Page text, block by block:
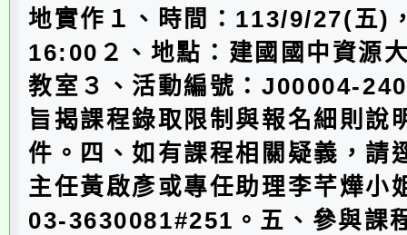
地實作１、時間：113/9/27(五)
16:00２、地點：建國國中資源
教室３、活動編號：J00004-
旨揭課程錄取限制與報名細則說
件。四、如有課程相關疑義，請
主任黃啟彥或專任助理李芊燁小
03-3630081#251。五、參與課